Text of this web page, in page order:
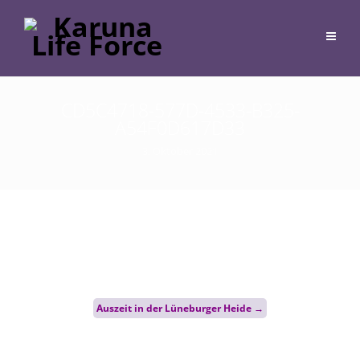
navigation
Auszeit in der Lüneburger Heide →